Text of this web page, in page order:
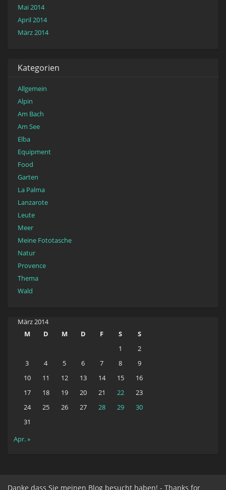
Mai 2014
April 2014
März 2014
Kategorien
Allgemein
Alpin
Am Bach
Am See
Elba
Equipment
Food
Garten
La Palma
Lanzarote
Leute
Meer
Meine Fototasche
Natur
Provence
Thema
Wald
März 2014
M
D M D F S
S
1
2
3
4 5 6 7 8
9
10
11 12 13 14 15
16
17
18 19 20 21 22
23
24
25 26 27 28 29
30
31
Apr. »
Danke dass Sie meinen Blog besucht haben! - Thanks for